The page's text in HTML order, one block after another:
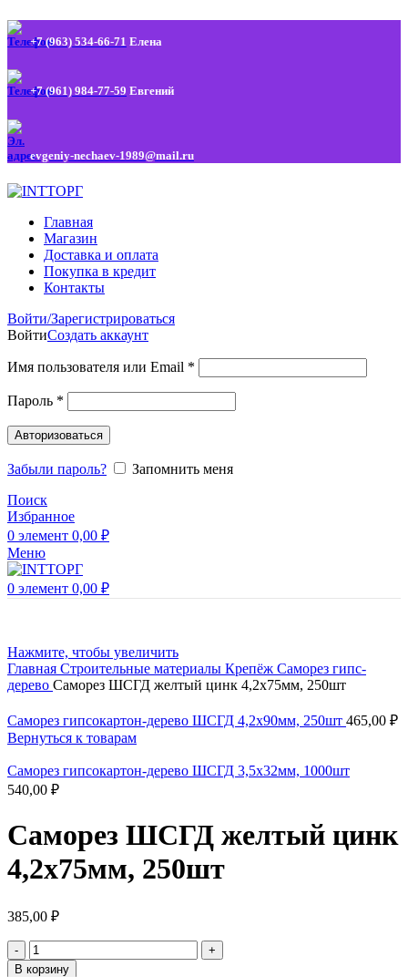
+7 (963) 534-66-71 Елена
+7 (961) 984-77-59 Евгений
evgeniy-nechaev-1989@mail.ru
Главная
Магазин
Доставка и оплата
Покупка в кредит
Контакты
Войти/Зарегистрироваться
ВойтиСоздать аккаунт
Имя пользователя или Email *
Пароль *
Авторизоваться
Забыли пароль?
Запомнить меня
Поиск
Избранное
0 элемент 0,00 ₽
Меню
0 элемент 0,00 ₽
Нажмите, чтобы увеличить
Главная Строительные материалы Крепёж Саморез гипс-
дерево Саморез ШСГД желтый цинк 4,2х75мм, 250шт
Саморез гипсокартон-дерево ШСГД 4,2х90мм, 250шт 465,00 ₽
Вернуться к товарам
Саморез гипсокартон-дерево ШСГД 3,5х32мм, 1000шт
540,00 ₽
Саморез ШСГД желтый цинк
4,2х75мм, 250шт
385,00 ₽
В корзину